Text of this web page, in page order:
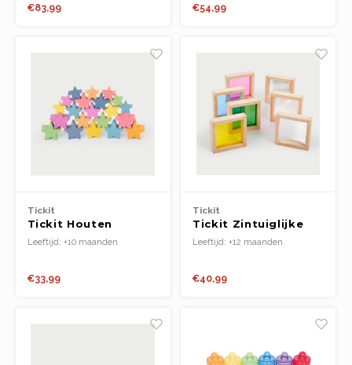
€83,99 €54,99
Tickit
Tickit Houten
Regenboog Sterren
Leeftijd: +10 maanden
€33,99
Tickit
Tickit Zintuiglijke
vierkanten
Leeftijd: +12 maanden
€40,99